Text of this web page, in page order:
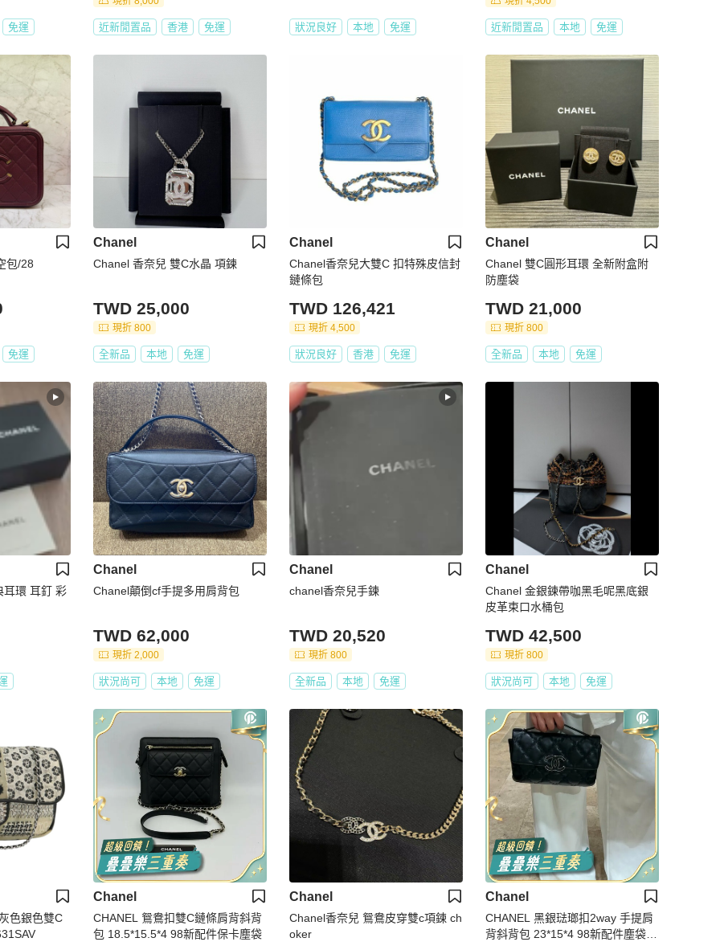
免運 近新閒置品 香港 免運 狀況良好 本地 免運 近新閒置品 本地 免運
包/28
免運
Chanel
Chanel 香奈兒 雙C水晶 項鍊
TWD 25,000
現折 800
全新品 本地 免運
Chanel
Chanel香奈兒大雙C 扣特殊皮信封
鏈條包
TWD 126,421
現折 4,500
狀況良好 香港 免運
Chanel
Chanel 雙C圓形耳環 全新附盒附
防塵袋
TWD 21,000
現折 800
全新品 本地 免運
耳環 耳釘 彩
Chanel
Chanel顛倒cf手提多用肩背包
TWD 62,000
現折 2,000
狀況尚可 本地 免運
Chanel
chanel香奈兒手鍊
TWD 20,520
現折 800
全新品 本地 免運
Chanel
Chanel 金銀鍊帶咖黑毛呢黑底銀
皮革束口水桶包
TWD 42,500
現折 800
狀況尚可 本地 免運
色銀色雙C
Chanel
CHANEL 鴛鴦扣雙C鏈條肩背斜背
包 18.5*15.5*4 98新配件保卡塵袋
Chanel
Chanel香奈兒 鴛鴦皮穿雙c項鍊 ch
oker
Chanel
CHANEL 黑銀琺瑯扣2way 手提肩
背斜背包 23*15*4 98新配件塵袋